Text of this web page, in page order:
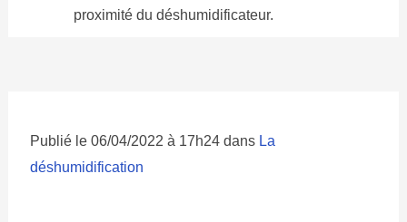
proximité du déshumidificateur.
Publié le 06/04/2022 à 17h24 dans La
déshumidification